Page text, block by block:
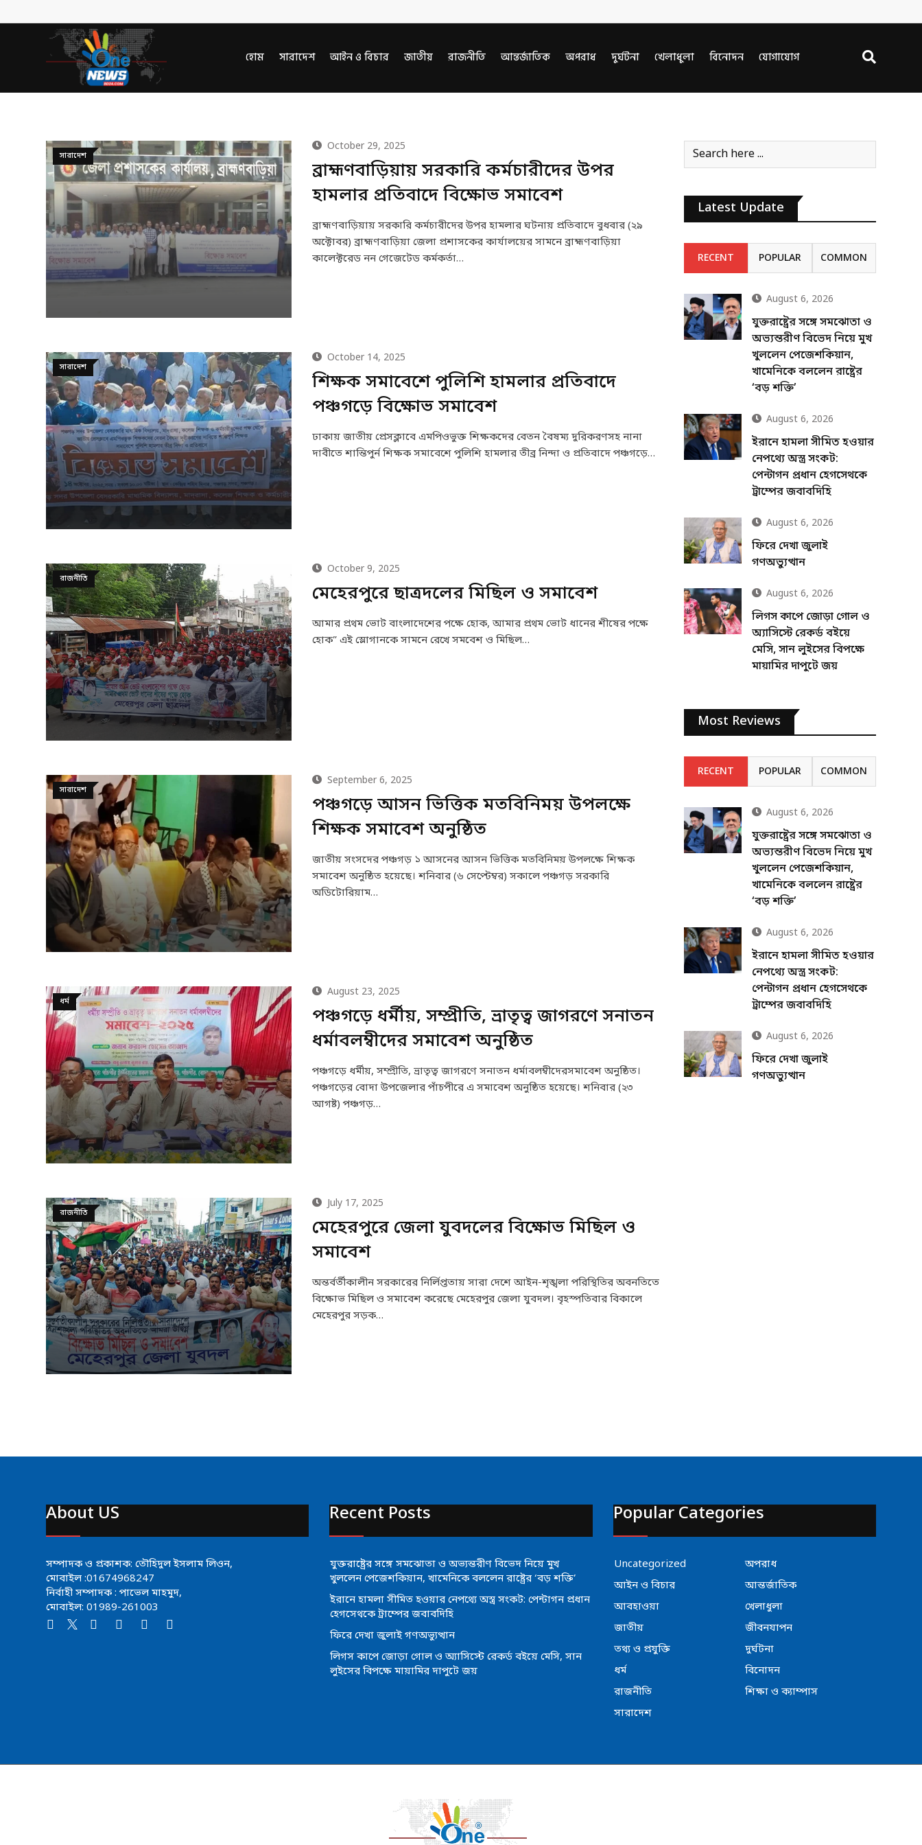
হোম সারাদেশ আইন ও বিচার জাতীয় রাজনীতি আন্তর্জাতিক অপরাধ দুর্ঘটনা খেলাধুলা বিনোদন যোগাযোগ
সারাদেশ
October 29, 2025
ব্রাহ্মণবাড়িয়ায় সরকারি কর্মচারীদের উপর
হামলার প্রতিবাদে বিক্ষোভ সমাবেশ
ব্রাহ্মণবাড়িয়ায় সরকারি কর্মচারীদের উপর হামলার ঘটনায় প্রতিবাদে বুধবার (২৯
অক্টোবর) ব্রাহ্মণবাড়িয়া জেলা প্রশাসকের কার্যালয়ের সামনে ব্রাহ্মণবাড়িয়া
কালেক্টরেড নন গেজেটেড কর্মকর্তা…
সারাদেশ
October 14, 2025
শিক্ষক সমাবেশে পুলিশি হামলার প্রতিবাদে
পঞ্চগড়ে বিক্ষোভ সমাবেশ
ঢাকায় জাতীয় প্রেসক্লাবে এমপিওভুক্ত শিক্ষকদের বেতন বৈষম্য দুরিকরণসহ নানা
দাবীতে শান্তিপুর্ন শিক্ষক সমাবেশে পুলিশি হামলার তীব্র নিন্দা ও প্রতিবাদে পঞ্চগড়ে…
রাজনীতি
October 9, 2025
মেহেরপুরে ছাত্রদলের মিছিল ও সমাবেশ
আমার প্রথম ভোট বাংলাদেশের পক্ষে হোক, আমার প্রথম ভোট ধানের শীষের পক্ষে
হোক” এই স্লোগানকে সামনে রেখে সমবেশ ও মিছিল…
সারাদেশ
September 6, 2025
পঞ্চগড়ে আসন ভিত্তিক মতবিনিময় উপলক্ষে
শিক্ষক সমাবেশ অনুষ্ঠিত
জাতীয় সংসদের পঞ্চগড় ১ আসনের আসন ভিত্তিক মতবিনিময় উপলক্ষে শিক্ষক
সমাবেশ অনুষ্ঠিত হয়েছে। শনিবার (৬ সেপ্টেম্বর) সকালে পঞ্চগড় সরকারি
অডিটোরিয়াম…
ধর্ম
August 23, 2025
পঞ্চগড়ে ধর্মীয়, সম্প্রীতি, ভ্রাতৃত্ব জাগরণে সনাতন
ধর্মাবলম্বীদের সমাবেশ অনুষ্ঠিত
পঞ্চগড়ে ধর্মীয়, সম্প্রীতি, ভ্রাতৃত্ব জাগরণে সনাতন ধর্মাবলম্বীদেরসমাবেশ অনুষ্ঠিত।
পঞ্চগড়ের বোদা উপজেলার পাঁচপীরে এ সমাবেশ অনুষ্ঠিত হয়েছে। শনিবার (২৩
আগষ্ট) পঞ্চগড়…
রাজনীতি
July 17, 2025
মেহেরপুরে জেলা যুবদলের বিক্ষোভ মিছিল ও
সমাবেশ
অন্তর্বর্তীকালীন সরকারের নির্লিপ্ততায় সারা দেশে আইন-শৃঙ্খলা পরিস্থিতির অবনতিতে
বিক্ষোভ মিছিল ও সমাবেশ করেছে মেহেরপুর জেলা যুবদল। বৃহস্পতিবার বিকালে
মেহেরপুর সড়ক…
Latest Update
RECENT POPULAR COMMON
August 6, 2026
যুক্তরাষ্ট্রের সঙ্গে সমঝোতা ও
অভ্যন্তরীণ বিভেদ নিয়ে মুখ
খুললেন পেজেশকিয়ান,
খামেনিকে বললেন রাষ্ট্রের
‘বড় শক্তি’
August 6, 2026
ইরানে হামলা সীমিত হওয়ার
নেপথ্যে অস্ত্র সংকট:
পেন্টাগন প্রধান হেগসেথকে
ট্রাম্পের জবাবদিহি
August 6, 2026
ফিরে দেখা জুলাই
গণঅভ্যুত্থান
August 6, 2026
লিগস কাপে জোড়া গোল ও
অ্যাসিস্টে রেকর্ড বইয়ে
মেসি, সান লুইসের বিপক্ষে
মায়ামির দাপুটে জয়
Most Reviews
RECENT POPULAR COMMON
August 6, 2026
যুক্তরাষ্ট্রের সঙ্গে সমঝোতা ও
অভ্যন্তরীণ বিভেদ নিয়ে মুখ
খুললেন পেজেশকিয়ান,
খামেনিকে বললেন রাষ্ট্রের
‘বড় শক্তি’
August 6, 2026
ইরানে হামলা সীমিত হওয়ার
নেপথ্যে অস্ত্র সংকট:
পেন্টাগন প্রধান হেগসেথকে
ট্রাম্পের জবাবদিহি
August 6, 2026
ফিরে দেখা জুলাই
গণঅভ্যুত্থান
About US
সম্পাদক ও প্রকাশক: তৌহিদুল ইসলাম লিওন,
মোবাইল :01674968247
নির্বাহী সম্পাদক : পাভেল মাহমুদ,
মোবাইল: 01989-261003
Recent Posts
যুক্তরাষ্ট্রের সঙ্গে সমঝোতা ও অভ্যন্তরীণ বিভেদ নিয়ে মুখ
খুললেন পেজেশকিয়ান, খামেনিকে বললেন রাষ্ট্রের ‘বড় শক্তি’
ইরানে হামলা সীমিত হওয়ার নেপথ্যে অস্ত্র সংকট: পেন্টাগন প্রধান
হেগসেথকে ট্রাম্পের জবাবদিহি
ফিরে দেখা জুলাই গণঅভ্যুত্থান
লিগস কাপে জোড়া গোল ও অ্যাসিস্টে রেকর্ড বইয়ে মেসি, সান
লুইসের বিপক্ষে মায়ামির দাপুটে জয়
Popular Categories
Uncategorized
অপরাধ
আইন ও বিচার
আন্তর্জাতিক
আবহাওয়া
খেলাধুলা
জাতীয়
জীবনযাপন
তথ্য ও প্রযুক্তি
দুর্ঘটনা
ধর্ম
বিনোদন
রাজনীতি
শিক্ষা ও ক্যাম্পাস
সারাদেশ